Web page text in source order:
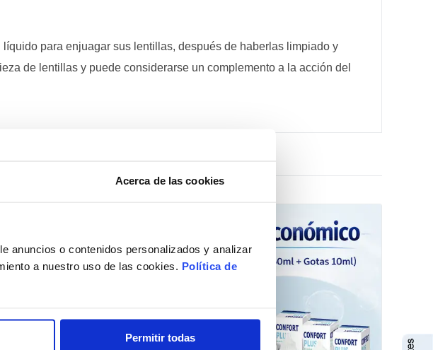
Acerca de las cookies
anuncios o contenidos personalizados y analizar
a nuestro uso de las cookies. Política de
Permitir todas
líquido para enjuagar sus lentillas, después de haberlas limpiado y
de lentillas y puede considerarse un complemento a la acción del